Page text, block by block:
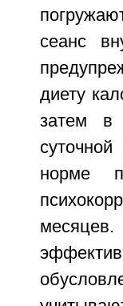
сеанс
диету
затем в
норме